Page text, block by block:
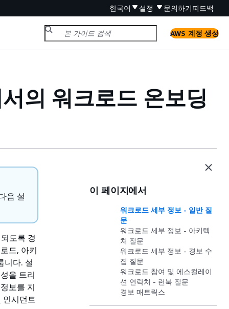
한국어 설정 문의하기피드백
AWS 계정 생성
의 워크로드 온보딩
음 설
도록 경
드, 아키
니다. 설
을 트리
보를 지
인시던트
이 페이지에서
워크로드 세부 정보 - 일반 질
문
워크로드 세부 정보 - 아키텍
처 질문
워크로드 세부 정보 - 경보 수
집 질문
워크로드 참여 및 에스컬레이
션 연락처 - 런북 질문
경보 매트릭스